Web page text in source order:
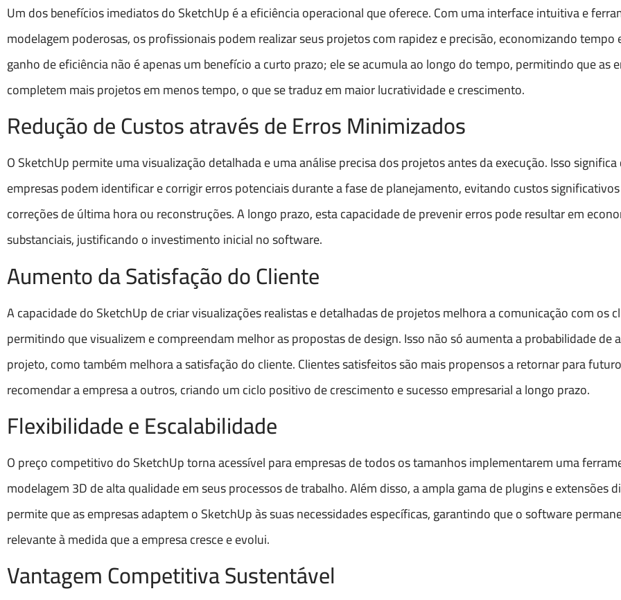
Um dos benefícios imediatos do SketchUp é a eficiência operacional que oferece. Com uma interface intuitiva e
modelagem poderosas, os profissionais podem realizar seus projetos com rapidez e precisão, economizando tempo
ganho de eficiência não é apenas um benefício a curto prazo; ele se acumula ao longo do tempo, permitindo que as
completem mais projetos em menos tempo, o que se traduz em maior lucratividade e crescimento.
Redução de Custos através de Erros Minimizados
O SketchUp permite uma visualização detalhada e uma análise precisa dos projetos antes da execução. Isso significa
empresas podem identificar e corrigir erros potenciais durante a fase de planejamento, evitando custos
correções de última hora ou reconstruções. A longo prazo, esta capacidade de prevenir erros pode resultar em
substanciais, justificando o investimento inicial no software.
Aumento da Satisfação do Cliente
A capacidade do SketchUp de criar visualizações realistas e detalhadas de projetos melhora a comunicação com os
permitindo que visualizem e compreendam melhor as propostas de design. Isso não só aumenta a probabilidade de
projeto, como também melhora a satisfação do cliente. Clientes satisfeitos são mais propensos a retornar para
recomendar a empresa a outros, criando um ciclo positivo de crescimento e sucesso empresarial a longo prazo.
Flexibilidade e Escalabilidade
O preço competitivo do SketchUp torna acessível para empresas de todos os tamanhos implementarem uma
modelagem 3D de alta qualidade em seus processos de trabalho. Além disso, a ampla gama de plugins e extensões
permite que as empresas adaptem o SketchUp às suas necessidades específicas, garantindo que o software
relevante à medida que a empresa cresce e evolui.
Vantagem Competitiva Sustentável